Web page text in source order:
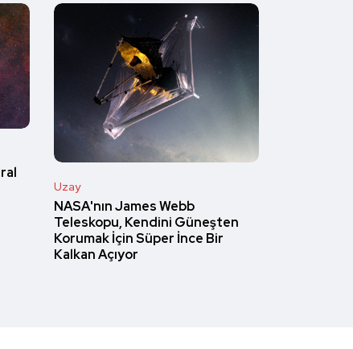
Uzay
NASA'nın James Webb
Teleskopu, Kendini Güneşten
Korumak İçin Süper İnce Bir
Kalkan Açıyor